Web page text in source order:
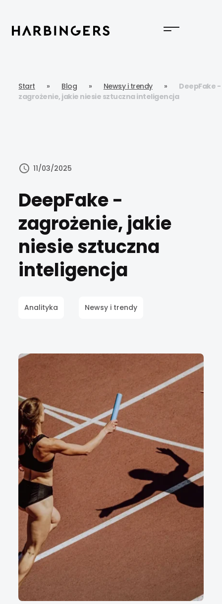
Start » Blog » Newsy i trendy »
DeepFake −
zagrożenie, jakie niesie sztuczna inteligencja
11/03/2025
DeepFake −
zagrożenie, jakie
niesie sztuczna
inteligencja
Analityka Newsy i trendy